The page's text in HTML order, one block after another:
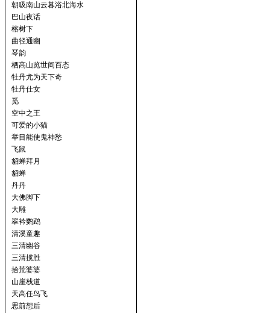
朝吸南山云暮浴北海水
巴山夜话
榕树下
曲径通幽
琴韵
栖高山览世间百态
牡丹尤为天下奇
牡丹仕女
觅
空中之王
可爱的小猫
举目能使鬼神愁
飞鼠
貂蝉拜月
貂蝉
丹丹
大佛脚下
大雕
翠衿鹦鹉
清溪童趣
三清幽谷
三清揽胜
拾荒婆婆
山崖栈道
天高任鸟飞
思前想后